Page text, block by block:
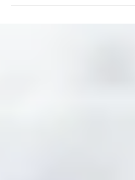
Ano a ano: o